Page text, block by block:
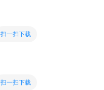
扫一扫下载
扫一扫下载